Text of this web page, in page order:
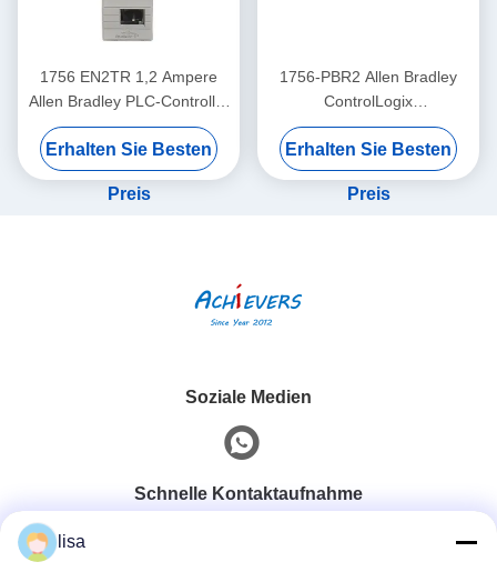
1756 EN2TR 1,2 Ampere
Allen Bradley PLC-Controller
Ethernet-
Kommunikationsmodul
Erhalten Sie Besten
Preis
1756-PBR2 Allen Bradley
ControlLogix
Stromversorgungsbundle
32VDC
Erhalten Sie Besten
Preis
Soziale Medien
Schnelle Kontaktaufnahme
lisa